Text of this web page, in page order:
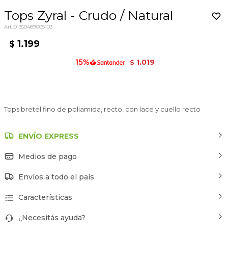
Tops Zyral - Crudo / Natural
01350489005103
$ 1.199
$ 1.019
Tops bretel fino de poliamida, recto, con lace y cuello recto
ENVÍO EXPRESS
Medios de pago
Envíos a todo el país
Características
¿Necesitás ayuda?